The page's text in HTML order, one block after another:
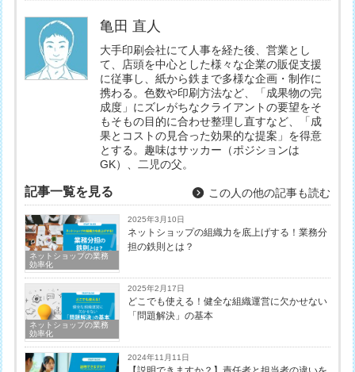
亀田 直人
大手印刷会社にて人事を経た後、営業とし
て、店頭を中心とした様々な企業の販促支援
に従事し、紙から鉄まで多様な企画・制作に
携わる。色数や印刷方法など、「成果物の完
成度」にズレがちなクライアントの要望をそ
もそもの目的に合わせ整理し直すなど、「成
果とコストの見合った効果的な提案」を得意
とする。趣味はサッカー（ポジションは
GK）、二児の父。
記事一覧を見る この人の他の記事も読む
ネットショップの業務
効率化
2025年3月10日
ネットショップの組織力を底上げする！業務分
担の鉄則とは？
ネットショップの業務
効率化
2025年2月17日
どこでも使える！健全な組織運営に欠かせない
「問題解決」の基本
2024年11月11日